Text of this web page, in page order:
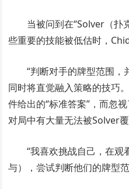
当被问到在“Solver（扑
些重要的技能被低估时，
“判断对手的牌型范围，
同时将直觉融入策略的技巧
件给出的“标准答案”，而忽
对局中有大量无法被Solver覆
“我喜欢挑战自己，在观
与），尝试判断他们的牌型